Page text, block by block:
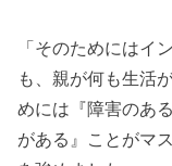
「そのためにはイ
も、親が何も生活
めには『障害のあ
がある』ことがマ